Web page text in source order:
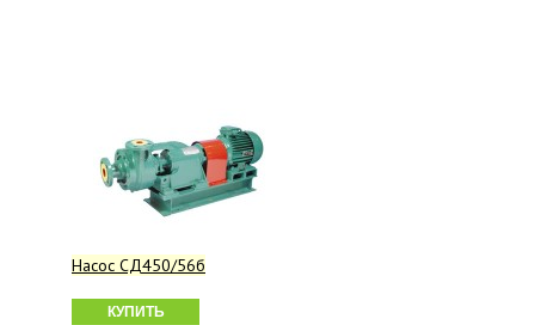
Насос СД450/56б
КУПИТЬ